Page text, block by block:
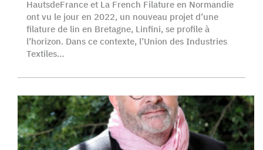
HautsdeFrance et La French Filature en Normandie
ont vu le jour en 2022, un nouveau projet d’une
filature de lin en Bretagne, Linfini, se profile à
l’horizon. Dans ce contexte, l’Union des Industries
Textiles…